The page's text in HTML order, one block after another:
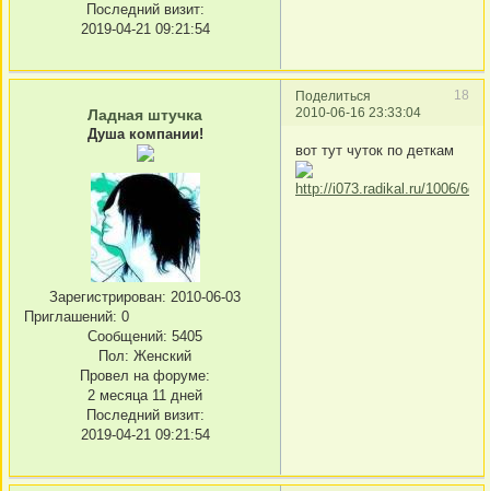
Последний визит:
2019-04-21 09:21:54
Поделиться
18
2010-06-16 23:33:04
Ладная штучка
Душа компании!
Зарегистрирован: 2010-06-03
Приглашений: 0
Сообщений: 5405
Пол: Женский
Провел на форуме:
2 месяца 11 дней
Последний визит:
2019-04-21 09:21:54
вот тут чуток по деткам